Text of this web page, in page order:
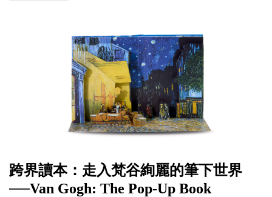
跨界讀本：走入梵谷絢麗的筆下世界
──Van Gogh: The Pop-Up Book